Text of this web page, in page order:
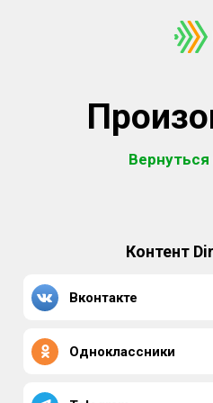
Контент
Вконтакте
Одноклассники